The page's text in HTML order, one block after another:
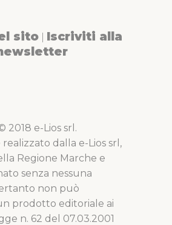
sito Iscriviti alla
2018 e-Lios srl.
dalla e-Lios srl,
Regione Marche e
senza nessuna
non può
prodotto editoriale ai
n. 62 del 07.03.2001